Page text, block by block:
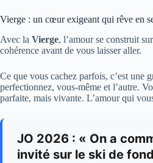
Vierge : un cœur exigeant qui rêve en
Avec la Vierge, l’amour se construit
cohérence avant de vous laisser aller.
Ce que vous cachez parfois, c’est une
perfectionnez, vous-même et l’autre.
parfaite, mais vivante. L’amour qui
JO 2026 : « On a
invité sur le ski de